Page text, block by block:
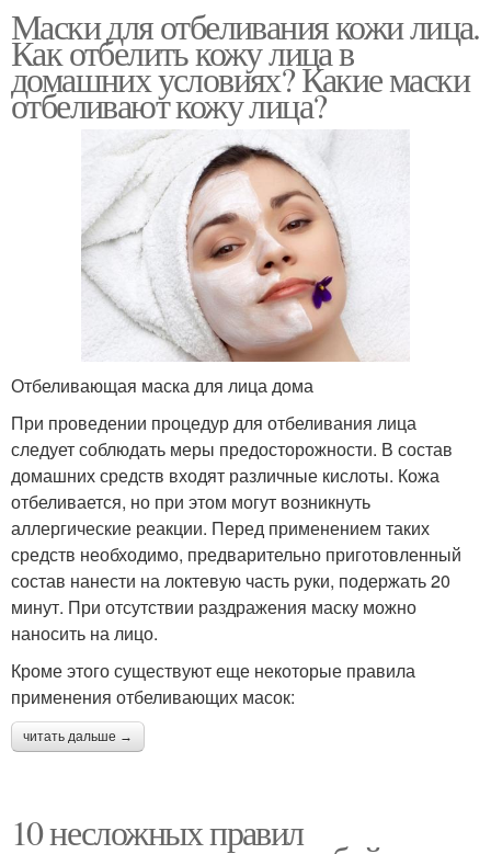
Маски для отбеливания кожи лица.
Как отбелить кожу лица в
домашних условиях? Какие маски
отбеливают кожу лица?
Отбеливающая маска для лица дома
При проведении процедур для отбеливания лица
следует соблюдать меры предосторожности. В состав
домашних средств входят различные кислоты. Кожа
отбеливается, но при этом могут возникнуть
аллергические реакции. Перед применением таких
средств необходимо, предварительно приготовленный
состав нанести на локтевую часть руки, подержать 20
минут. При отсутствии раздражения маску можно
наносить на лицо.
Кроме этого существуют еще некоторые правила
применения отбеливающих масок:
читать дальше →
10 несложных правил